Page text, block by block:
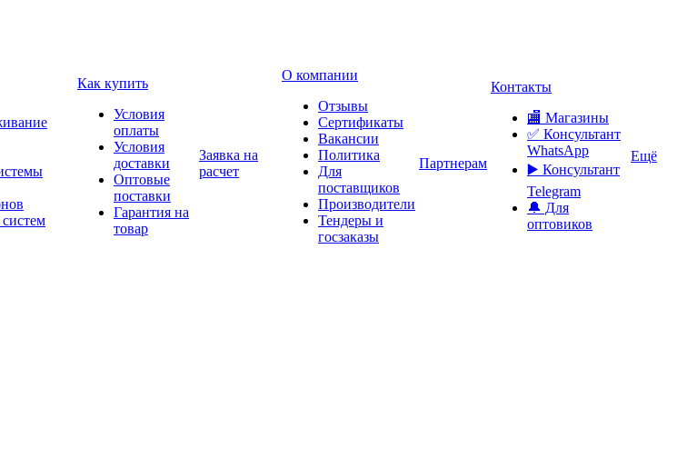
Как купить
Условия
оплаты
Условия
доставки
Оптовые
поставки
Гарантия на
товар
Заявка на
расчет
О компании
Отзывы
Сертификаты
Вакансии
Политика
Для
поставщиков
Производители
Тендеры и
госзаказы
Партнерам
Контакты
🏬 Магазины
✅️ Консультант
WhatsApp
▶️ Консультант
Telegram
🔔 Для
оптовиков
Ещё